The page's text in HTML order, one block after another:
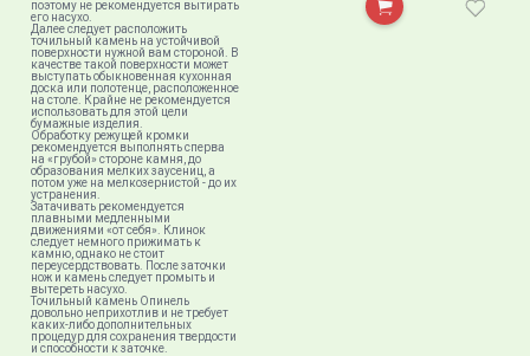
поэтому не рекомендуется вытирать
его насухо.
Далее следует расположить
точильный камень на устойчивой
поверхности нужной вам стороной. В
качестве такой поверхности может
выступать обыкновенная кухонная
доска или полотенце, расположенное
на столе. Крайне не рекомендуется
использовать для этой цели
бумажные изделия.
Обработку режущей кромки
рекомендуется выполнять сперва
на «грубой» стороне камня, до
образования мелких заусениц, а
потом уже на мелкозернистой - до их
устранения.
Затачивать рекомендуется
плавными медленными
движениями «от себя». Клинок
следует немного прижимать к
камню, однако не стоит
переусердствовать. После заточки
нож и камень следует промыть и
вытереть насухо.
Точильный камень Опинель
довольно неприхотлив и не требует
каких-либо дополнительных
процедур для сохранения твердости
и способности к заточке.